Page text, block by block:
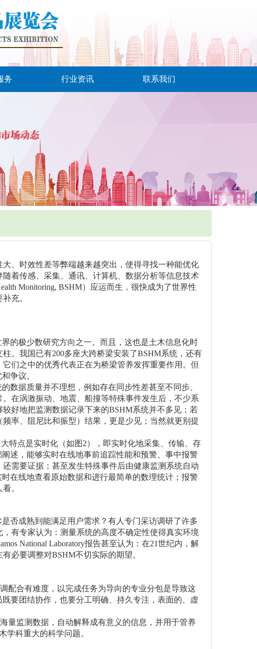
务 行业资讯 联系我们
、时效性差等弊端越来越突出，使得寻找一种能优化
着传感、采集、通讯、计算机、数据分析等信息技术
Monitoring, BSHM）应运而生，很快成为了世界性
充。
的极少数研究方向之一。而且，这也是土木信息化时
。我国已有200多座大跨桥梁安装了BSHM系统，还有
们之中的优秀代表正在为桥梁管养发挥重要作用。但
争议。
数据质量并不理想，例如存在同步性差甚至不同步、
在涡激振动、地震、船撞等特殊事件发生后，不少系
好地把监测数据记录下来的BSHM系统并不多见；若
率、阻尼比和振型）结果，更是少见；当然就更别提
特点是实时化（如图2），即实时化地采集、传输、存
述，能够实时在线地事前追踪性能和预警、事中报警
需要证据；甚至发生特殊事件后由健康监测系统自动
在线地查看原始数据和进行最简单的数理统计；报警
。
否成熟到能满足用户需求？有人专门采访调研了许多
有专家认为：测量系统的高度不确定性使得真实环境
National Laboratory报告甚至认为：在21世纪内，解
必要调整对BSHM不切实际的期望。
配合有难度，以完成任务为导向的专业分包是导致这
要团结协作，也要分工明确、持久专注，表面的、虚
量监测数据，自动解释成有意义的信息，并用于管养
学科重大的科学问题。